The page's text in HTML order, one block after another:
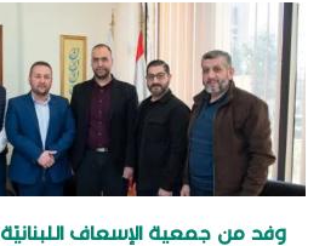
وفد من جمعية الإسعاف اللبنانيّة